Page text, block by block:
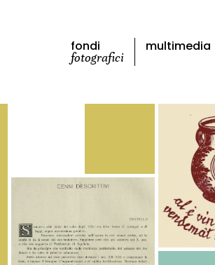
fondi
fotografici
multimedia